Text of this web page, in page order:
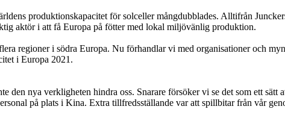
produktionskapacitet för solceller mångdubblades. Alltifrån
aktör i att få Europa på fötter med lokal miljövänlig produktion.
regioner i södra Europa. Nu förhandlar vi med organisationer och
i Europa 2021.
nya verkligheten hindra oss. Snarare försöker vi se det som ett
på plats i Kina. Extra tillfredsställande var att spillbitar från vår